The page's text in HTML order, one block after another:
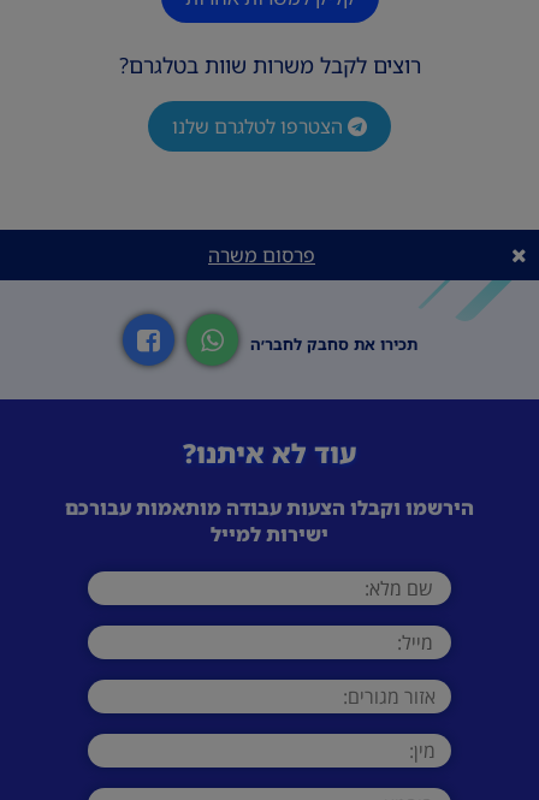
רוצים לקבל משרות שוות בטלגרם?
הצטרפו לטלגרם שלנו
פרסום משרה
תכירו את סחבק לחבר׳ה
עוד לא איתנו?
הירשמו וקבלו הצעות עבודה מותאמות עבורכם
ישירות למייל